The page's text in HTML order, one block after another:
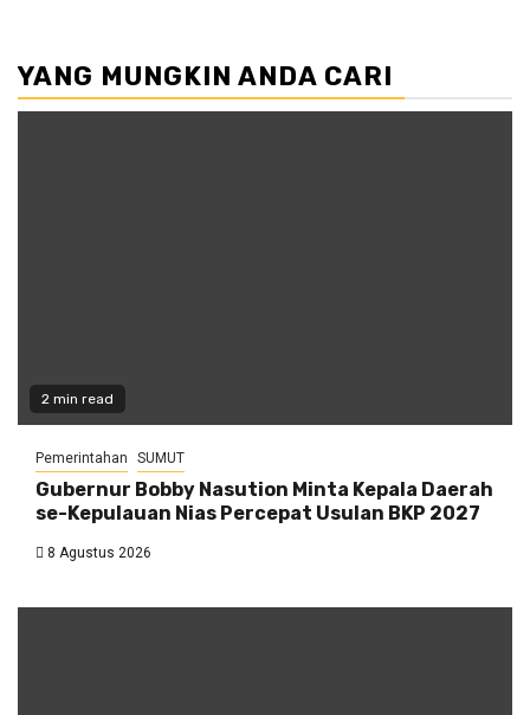
YANG MUNGKIN ANDA CARI
2 min read
Pemerintahan SUMUT
Gubernur Bobby Nasution Minta Kepala Daerah
se-Kepulauan Nias Percepat Usulan BKP 2027
8 Agustus 2026